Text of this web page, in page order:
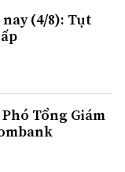
(4/8): Tụt
Tổng Giám